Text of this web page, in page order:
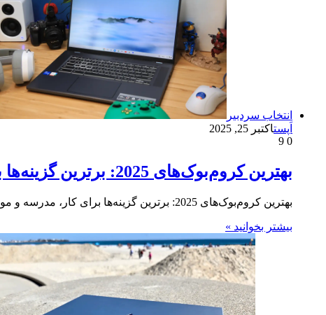
انتخاب سردبیر
اَپستاکتبر 25, 2025
0
بهترین کروم‌بوک‌های 2025: برترین گزینه‌ها برای کار، مدرسه و موارد دیگر
بهترین کروم‌بوک‌های 2025: برترین گزینه‌ها برای کار، مدرسه و موارد دیگر به دنبال یک لپ‌تاپ خوب هستید که بودجه شما…
بیشتر بخوانید »